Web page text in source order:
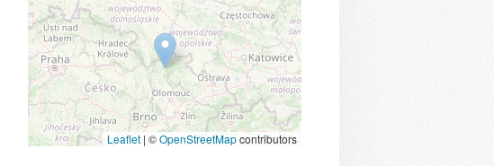
Leaflet | ©OpenStreetMapcontributors